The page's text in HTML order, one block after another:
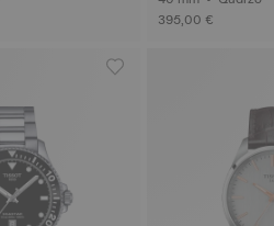
395,00 €